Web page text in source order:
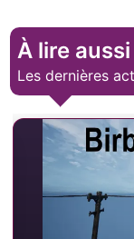
À lire aussi
Les dernières